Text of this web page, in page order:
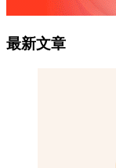
最新文章